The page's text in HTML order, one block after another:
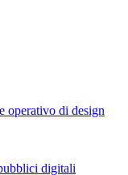
operativo di design
digitali